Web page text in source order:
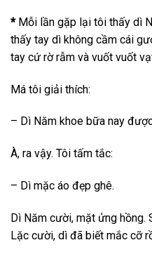
* Mỗi lần gặp lại tôi thấy dì
thấy tay dì không cầm cái
tay cứ rờ rẫm và vuốt vuốt
Má tôi giải thích:
– Dì Năm khoe bữa nay
À, ra vậy. Tôi tấm tắc:
– Dì mặc áo đẹp ghê.
Dì Năm cười, mặt ửng
Lặc cười, dì đã biết mắc cỡ